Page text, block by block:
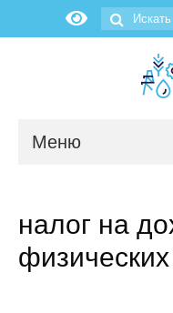
Меню
О нас
налог на